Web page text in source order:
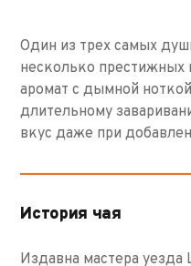
Один из трех самых
несколько престижных
аромат с дымной
длительному
вкус даже при
История чая
Издавна мастера уезда